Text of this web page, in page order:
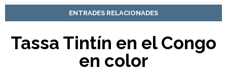
ENTRADES RELACIONADES
Tassa Tintín en el Congo
en color